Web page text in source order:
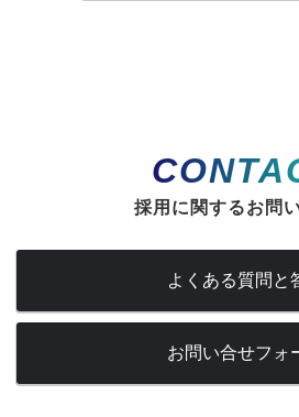
採用に関するお問
よくある質問と
お問い合せフォ